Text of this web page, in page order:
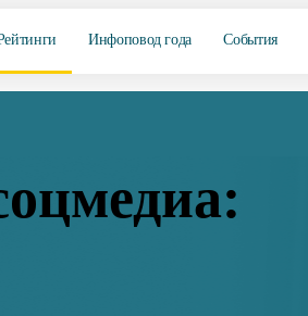
Инфоповод года События